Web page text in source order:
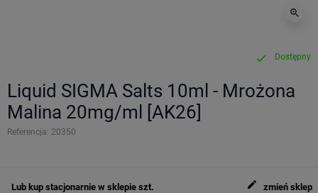
zoom_in
check Dostępny
Liquid SIGMA Salts 10ml - Mrożona
Malina 20mg/ml [AK26]
Referencja: 20350
Lub kup stacjonarnie w sklepie szt. edit
zmień sklep